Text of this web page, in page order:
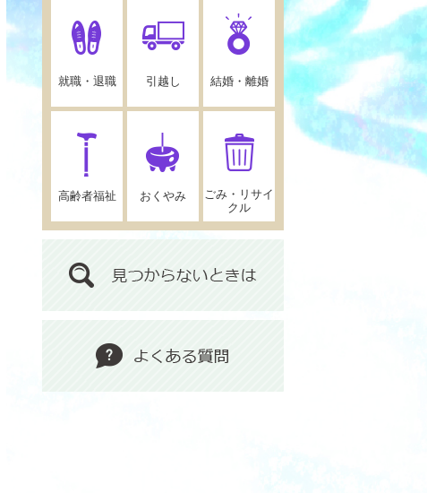
就職・退職 引越し 結婚・離婚
高齢者福祉 おくやみ
ごみ・リサイ
クル